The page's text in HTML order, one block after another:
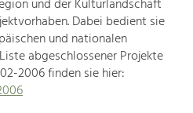
und der Kulturlandschaft
Dabei bedient sie
und nationalen
abgeschlossener Projekte
2006 finden sie hier: